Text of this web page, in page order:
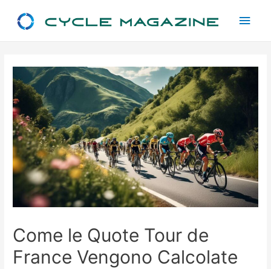
Main
Come le Quote Tour de
France Vengono Calcolate